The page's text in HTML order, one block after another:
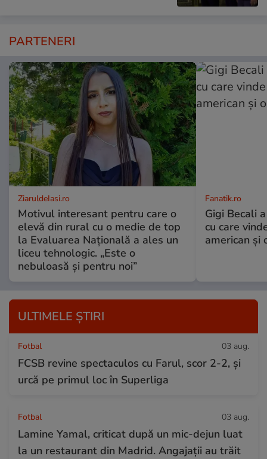
PARTENERI
ZiaruldeIasi.ro
Motivul interesant pentru care o
elevă din rural cu o medie de top
la Evaluarea Națională a ales un
liceu tehnologic. „Este o
nebuloasă și pentru noi”
Fanatik.ro
Gigi Becali
cu care
american și
ULTIMELE ȘTIRI
Fotbal 03 aug.
FCSB revine spectaculos cu Farul, scor 2-2, și
urcă pe primul loc în Superliga
Fotbal 03 aug.
Lamine Yamal, criticat după un mic-dejun luat
la un restaurant din Madrid. Angajații au trăit